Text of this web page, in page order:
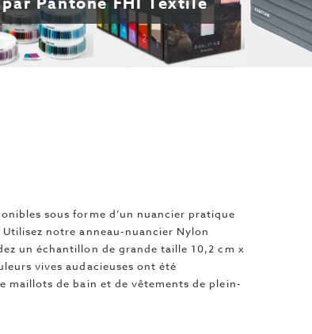
sous forme d’un nuancier pratique
notre anneau-nuancier Nylon
un échantillon de grande taille 10,2 cm x
vives audacieuses ont été
maillots de bain et de vêtements de plein-